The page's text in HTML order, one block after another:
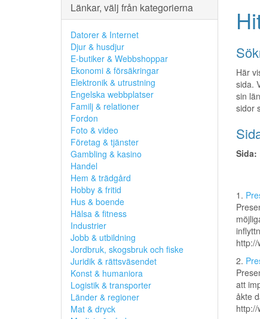
Länkar, välj från kategorierna
Datorer & Internet
Djur & husdjur
E-butiker & Webbshoppar
Ekonomi & försäkringar
Elektronik & utrustning
Engelska webbplatser
Familj & relationer
Fordon
Foto & video
Företag & tjänster
Gambling & kasino
Handel
Hem & trädgård
Hobby & fritid
Hus & boende
Hälsa & fitness
Industrier
Jobb & utbildning
Jordbruk, skogsbruk och fiske
Juridik & rättsväsendet
Konst & humaniora
Logistik & transporter
Länder & regioner
Mat & dryck
Här
sida.
sin
sidor
Sida:
1.
2.
att
åkte